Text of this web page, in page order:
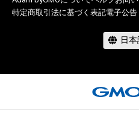
特定商取引法に基づく表記電子公告